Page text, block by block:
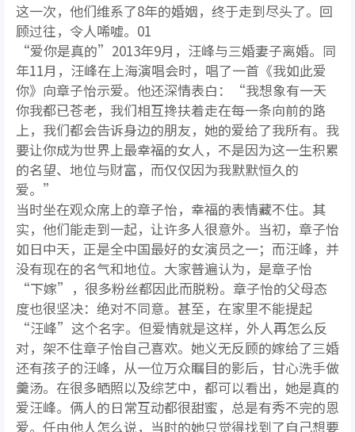
这一次，他们维系了8年的婚姻，终于走到尽头了。回
顾过往，令人唏嘘。01
“爱你是真的”2013年9月，汪峰与三婚妻子离婚。同
年11月，汪峰在上海演唱会时，唱了一首《我如此爱
你》向章子怡示爱。他还深情表白：“我想象有一天
你我都已苍老，我们相互搀扶着走在每一条向前的路
上，我们都会告诉身边的朋友，她的爱给了我所有。我
要让你成为世界上最幸福的女人，不是因为这一生积累
的名望、地位与财富，而仅仅因为我默默恒久的
爱。”
当时坐在观众席上的章子怡，幸福的表情藏不住。其
实，他们能走到一起，让许多人很意外。当初，章子怡
如日中天，正是全中国最好的女演员之一；而汪峰，并
没有现在的名气和地位。大家普遍认为，是章子怡
“下嫁”，很多粉丝都因此而脱粉。章子怡的父母态
度也很坚决：绝对不同意。甚至，在家里不能提起
“汪峰”这个名字。但爱情就是这样，外人再怎么反
对，架不住章子怡自己喜欢。她义无反顾的嫁给了三婚
还有孩子的汪峰，从一位万众瞩目的影后，甘心洗手做
羹汤。在很多晒照以及综艺中，都可以看出，她是真的
爱汪峰。俩人的日常互动都很甜蜜，总是有秀不完的恩
爱。任由他人怎么说，当时的她只觉得找到了自己想要